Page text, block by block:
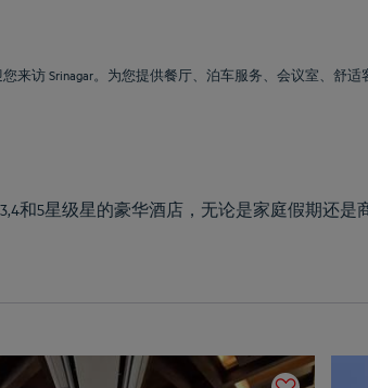
来访 Srinagar。为您提供餐厅、泊车服务、会议室、舒
和5星级星的豪华酒店，无论是家庭假期还是